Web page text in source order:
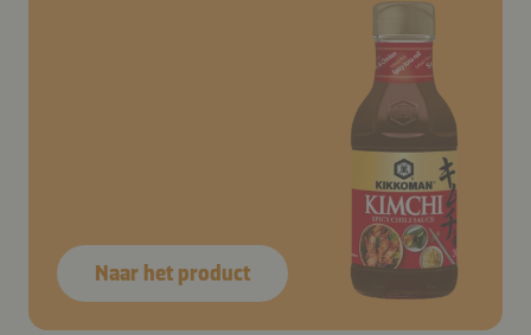
Naar het product